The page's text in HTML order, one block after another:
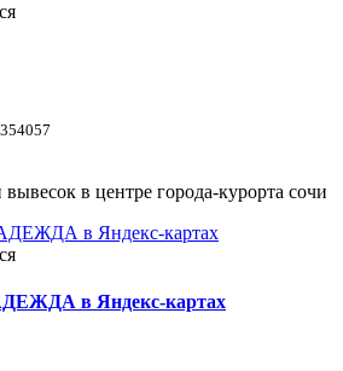
в центре города-курорта сочи
в Яндекс-картах